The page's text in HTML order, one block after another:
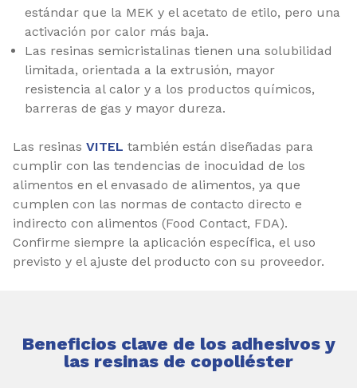
estándar que la MEK y el acetato de etilo, pero una
activación por calor más baja.
Las resinas semicristalinas tienen una solubilidad
limitada, orientada a la extrusión, mayor
resistencia al calor y a los productos químicos,
barreras de gas y mayor dureza.
Las resinas VITEL también están diseñadas para
cumplir con las tendencias de inocuidad de los
alimentos en el envasado de alimentos, ya que
cumplen con las normas de contacto directo e
indirecto con alimentos (Food Contact, FDA).
Confirme siempre la aplicación específica, el uso
previsto y el ajuste del producto con su proveedor.
Beneficios clave de los adhesivos y
las resinas de copoliéster